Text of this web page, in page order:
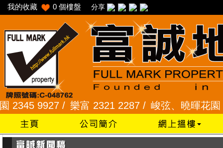
我的收藏 0 個樓盤 分享
9927 /樂富 2321 2287 /峻弦、曉暉花園 2345